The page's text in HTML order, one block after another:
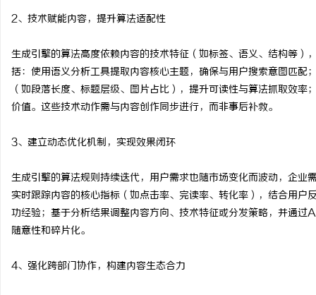
2、技术赋能内容，提升算法适配性
生成引擎的算法高度依赖内容的技术特征（如标签、语义、结构等
括：使用语义分析工具提取内容核心主题，确保与用户搜索意图匹
（如段落长度、标题层级、图片占比），提升可读性与算法抓取效
价值。这些技术动作需与内容创作同步进行，而非事后补救。
3、建立动态优化机制，实现效果闭环
生成引擎的算法规则持续迭代，用户需求也随市场变化而波动，企
实时跟踪内容的核心指标（如点击率、完读率、转化率），结合用
功经验；基于分析结果调整内容方向、技术特征或分发策略，并通
随意性和碎片化。
4、强化跨部门协作，构建内容生态合力